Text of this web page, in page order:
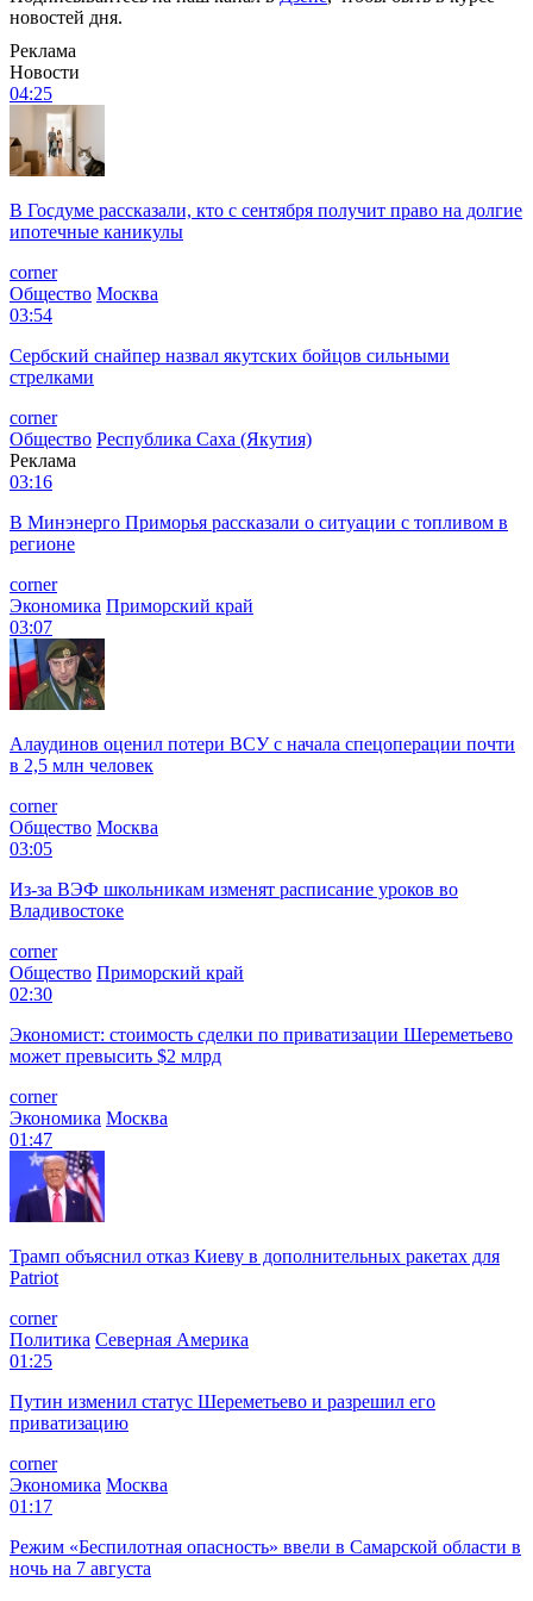
новостей дня.
Реклама
Новости
04:25
В Госдуме рассказали, кто с сентября получит право на долгие
ипотечные каникулы
corner
Общество Москва
03:54
Сербский снайпер назвал якутских бойцов сильными
стрелками
corner
Общество Республика Саха (Якутия)
Реклама
03:16
В Минэнерго Приморья рассказали о ситуации с топливом в
регионе
corner
Экономика Приморский край
03:07
Алаудинов оценил потери ВСУ с начала спецоперации почти
в 2,5 млн человек
corner
Общество Москва
03:05
Из-за ВЭФ школьникам изменят расписание уроков во
Владивостоке
corner
Общество Приморский край
02:30
Экономист: стоимость сделки по приватизации Шереметьево
может превысить $2 млрд
corner
Экономика Москва
01:47
Трамп объяснил отказ Киеву в дополнительных ракетах для
Patriot
corner
Политика Северная Америка
01:25
Путин изменил статус Шереметьево и разрешил его
приватизацию
corner
Экономика Москва
01:17
Режим «Беспилотная опасность» ввели в Самарской области в
ночь на 7 августа